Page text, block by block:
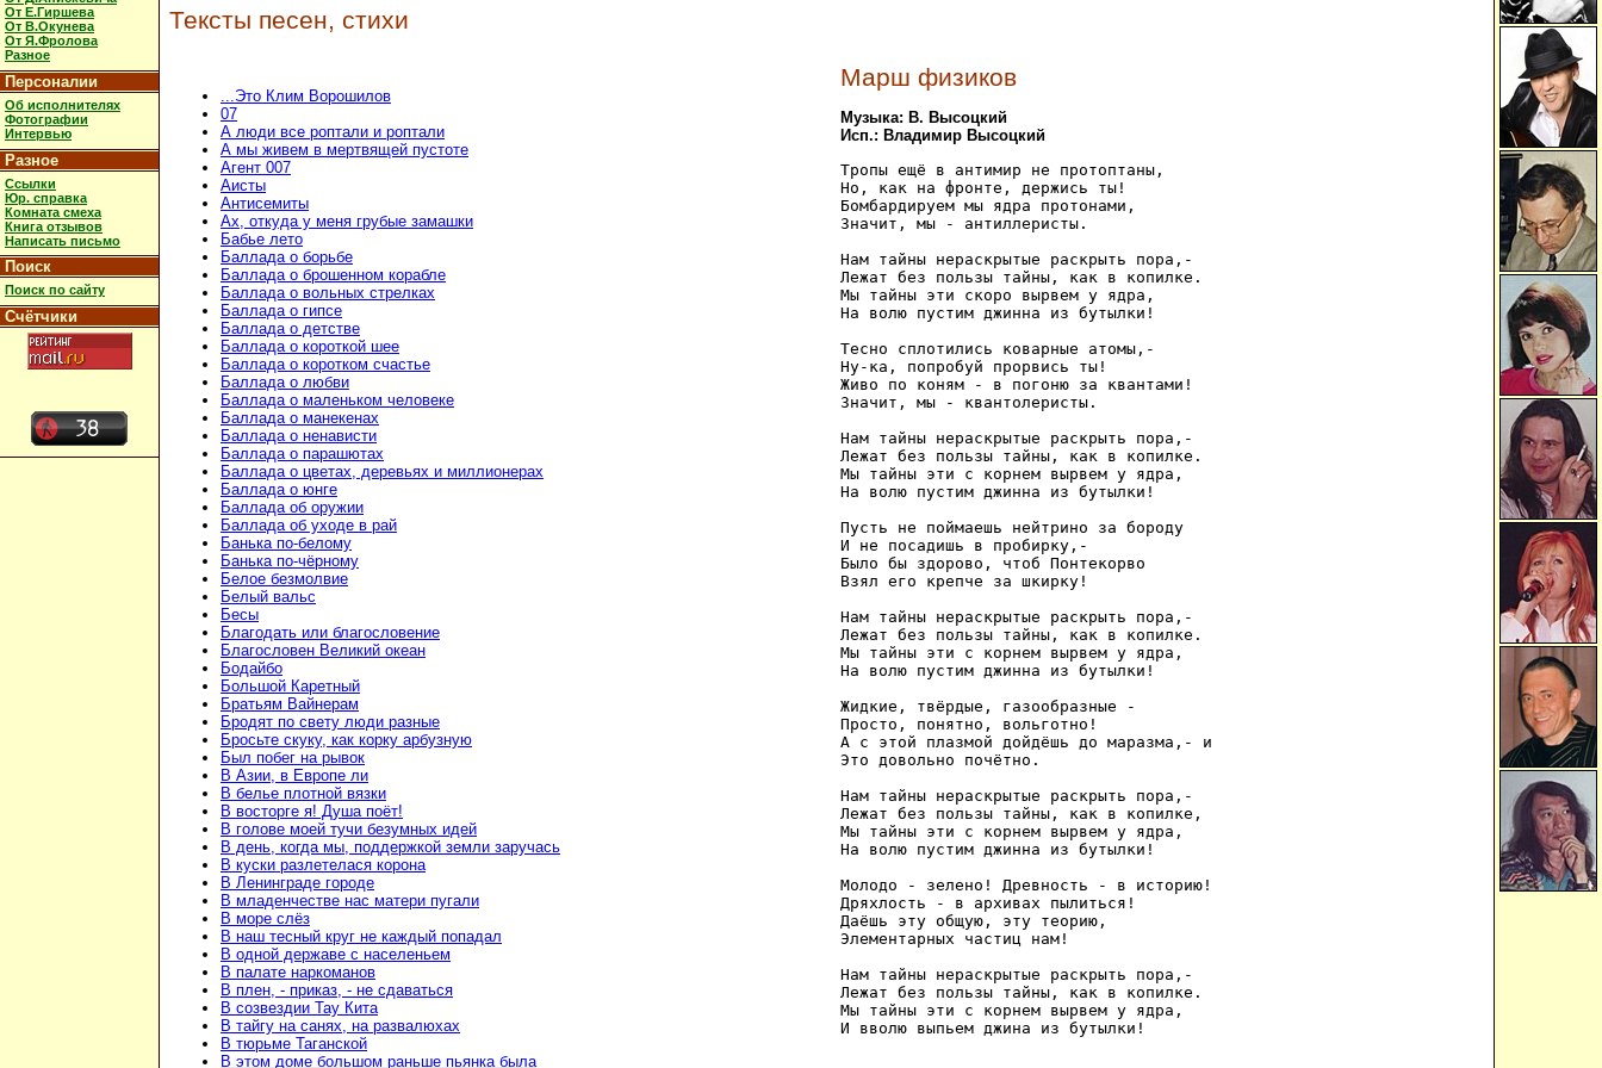
От Е.Гиршева
От В.Окунева
От Я.Фролова
Разное
Персоналии
Об исполнителях
Фотографии
Интервью
Разное
Ссылки
Юр. справка
Комната смеха
Книга отзывов
Написать письмо
Поиск
Поиск по сайту
Счётчики
Тексты песен, стихи
...Это Клим Ворошилов
07
А люди все роптали и роптали
А мы живем в мертвящей пустоте
Агент 007
Аисты
Антисемиты
Ах, откуда у меня грубые замашки
Бабье лето
Баллада о борьбе
Баллада о брошенном корабле
Баллада о вольных стрелках
Баллада о гипсе
Баллада о детстве
Баллада о короткой шее
Баллада о коротком счастье
Баллада о любви
Баллада о маленьком человеке
Баллада о манекенах
Баллада о ненависти
Баллада о парашютах
Баллада о цветах, деревьях и миллионерах
Баллада о юнге
Баллада об оружии
Баллада об уходе в рай
Банька по-белому
Банька по-чёрному
Белое безмолвие
Белый вальс
Бесы
Благодать или благословение
Благословен Великий океан
Бодайбо
Большой Каретный
Братьям Вайнерам
Бродят по свету люди разные
Бросьте скуку, как корку арбузную
Был побег на рывок
В Азии, в Европе ли
В белье плотной вязки
В восторге я! Душа поёт!
В голове моей тучи безумных идей
В день, когда мы, поддержкой земли заручась
В куски разлетелася корона
В Ленинграде городе
В младенчестве нас матери пугали
В море слёз
В наш тесный круг не каждый попадал
В одной державе с населеньем
В палате наркоманов
В плен, - приказ, - не сдаваться
В созвездии Тау Кита
В тайгу на санях, на развалюхах
В тюрьме Таганской
В этом доме большом раньше пьянка была
Марш физиков
Музыка: В. Высоцкий
Исп.: Владимир Высоцкий
Тропы ещё в антимир не протоптаны,
Но, как на фронте, держись ты!
Бомбардируем мы ядра протонами,
Значит, мы - антиллеристы.
Нам тайны нераскрытые раскрыть пора,-
Лежат без пользы тайны, как в копилке.
Мы тайны эти скоро вырвем у ядра,
На волю пустим джинна из бутылки!
Тесно сплотились коварные атомы,-
Ну-ка, попробуй прорвись ты!
Живо по коням - в погоню за квантами!
Значит, мы - квантолеристы.
Нам тайны нераскрытые раскрыть пора,-
Лежат без пользы тайны, как в копилке.
Мы тайны эти с корнем вырвем у ядра,
На волю пустим джинна из бутылки!
Пусть не поймаешь нейтрино за бороду
И не посадишь в пробирку,-
Было бы здорово, чтоб Понтекорво
Взял его крепче за шкирку!
Нам тайны нераскрытые раскрыть пора,-
Лежат без пользы тайны, как в копилке.
Мы тайны эти с корнем вырвем у ядра,
На волю пустим джинна из бутылки!
Жидкие, твёрдые, газообразные -
Просто, понятно, вольготно!
А с этой плазмой дойдёшь до маразма,- и
Это довольно почётно.
Нам тайны нераскрытые раскрыть пора,-
Лежат без пользы тайны, как в копилке,
Мы тайны эти с корнем вырвем у ядра,
На волю пустим джинна из бутылки!
Молодо - зелено! Древность - в историю!
Дряхлость - в архивах пылиться!
Даёшь эту общую, эту теорию,
Элементарных частиц нам!
Нам тайны нераскрытые раскрыть пора,-
Лежат без пользы тайны, как в копилке.
Мы тайны эти с корнем вырвем у ядра,
И вволю выпьем джина из бутылки!